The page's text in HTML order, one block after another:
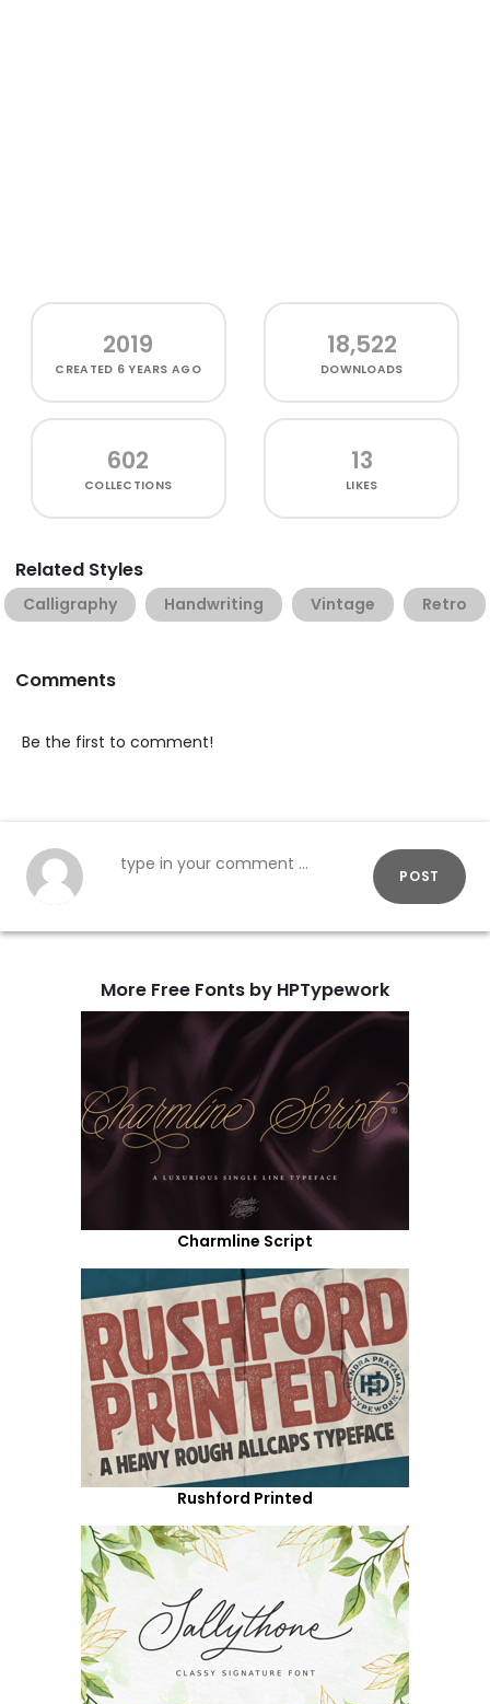
2019
CREATED 6 YEARS AGO
18,522
DOWNLOADS
602
COLLECTIONS
13
LIKES
Related Styles
Calligraphy Handwriting Vintage Retro
Comments
Be the first to comment!
POST
More Free Fonts by HPTypework
Charmline Script
Rushford Printed